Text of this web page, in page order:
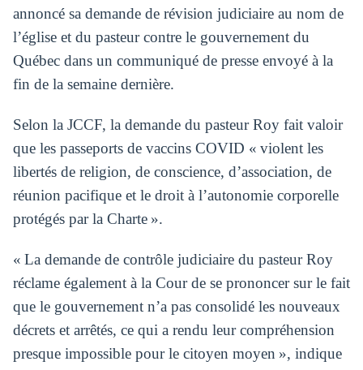
annoncé sa demande de révision judiciaire au nom de
l’église et du pasteur contre le gouvernement du
Québec dans un communiqué de presse envoyé à la
fin de la semaine dernière.
Selon la JCCF, la demande du pasteur Roy fait valoir
que les passeports de vaccins COVID « violent les
libertés de religion, de conscience, d’association, de
réunion pacifique et le droit à l’autonomie corporelle
protégés par la Charte ».
« La demande de contrôle judiciaire du pasteur Roy
réclame également à la Cour de se prononcer sur le fait
que le gouvernement n’a pas consolidé les nouveaux
décrets et arrêtés, ce qui a rendu leur compréhension
presque impossible pour le citoyen moyen », indique